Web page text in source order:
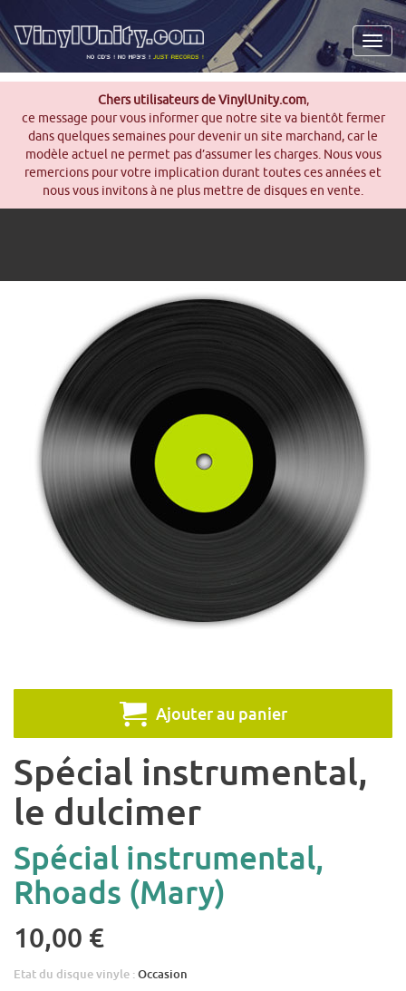
Chers utilisateurs de VinylUnity.com,
ce message pour vous informer que notre site va bientôt fermer
dans quelques semaines pour devenir un site marchand, car le
modèle actuel ne permet pas d’assumer les charges. Nous vous
remercions pour votre implication durant toutes ces années et
nous vous invitons à ne plus mettre de disques en vente.
Ajouter au panier
Spécial instrumental,
le dulcimer
Spécial instrumental,
Rhoads (Mary)
10,00 €
Etat du disque vinyle :Occasion